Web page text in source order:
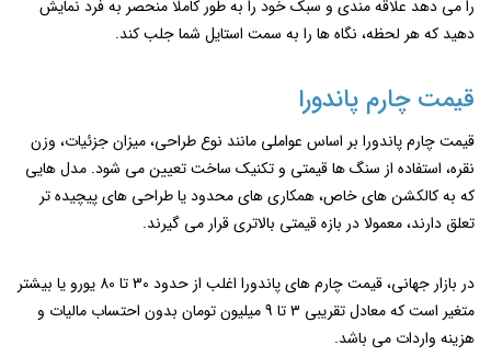
را می ‌دهد علاقه مندی و سبک خود را به ‌طور کاملا منحصر به فرد نمایش
دهید که هر لحظه، نگاه‌ ها را به سمت استایل شما جلب کند.
قیمت چارم پاندورا
قیمت چارم پاندورا بر اساس عواملی مانند نوع طراحی، میزان جزئیات، وزن
نقره، استفاده از سنگ ‌ها قیمتی و تکنیک ساخت تعیین می‌ شود. مدل ‌هایی
که به کالکشن ‌های خاص، همکاری ‌های محدود یا طراحی ‌های پیچیده‌ تر
تعلق دارند، معمولا در بازه قیمتی بالاتری قرار می ‌گیرند.
در بازار جهانی، قیمت چارم‌ های پاندورا اغلب از حدود 30 تا 80 یورو یا بیشتر
متغیر است که معادل تقریبی 3 تا 9 میلیون تومان بدون احتساب مالیات و
هزینه واردات می ‌باشد.